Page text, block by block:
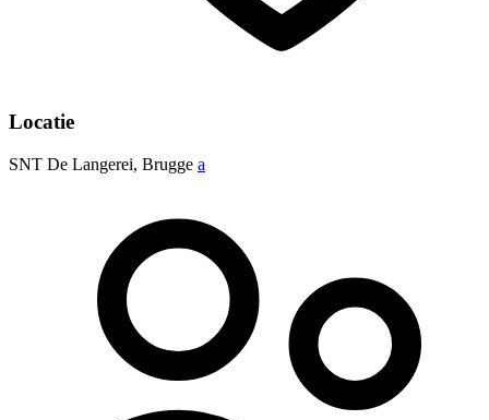
Locatie
SNT De Langerei, Brugge a